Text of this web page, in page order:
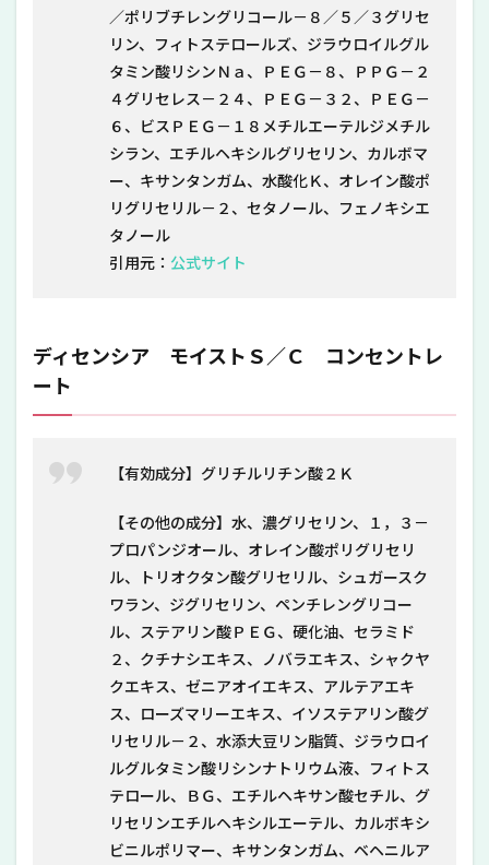
／ポリブチレングリコール－８／５／３グリセ
リン、フィトステロールズ、ジラウロイルグル
タミン酸リシンＮａ、ＰＥＧ－８、ＰＰＧ－２
４グリセレス－２４、ＰＥＧ－３２、ＰＥＧ－
６、ビスＰＥＧ－１８メチルエーテルジメチル
シラン、エチルヘキシルグリセリン、カルボマ
ー、キサンタンガム、水酸化Ｋ、オレイン酸ポ
リグリセリル－２、セタノール、フェノキシエ
タノール
引用元： 公式サイト
ディセンシア モイストＳ／Ｃ コンセントレ
ート
【有効成分】グリチルリチン酸２Ｋ
【その他の成分】水、濃グリセリン、１，３－
プロパンジオール、オレイン酸ポリグリセリ
ル、トリオクタン酸グリセリル、シュガースク
ワラン、ジグリセリン、ペンチレングリコー
ル、ステアリン酸ＰＥＧ、硬化油、セラミド
２、クチナシエキス、ノバラエキス、シャクヤ
クエキス、ゼニアオイエキス、アルテアエキ
ス、ローズマリーエキス、イソステアリン酸グ
リセリル－２、水添大豆リン脂質、ジラウロイ
ルグルタミン酸リシンナトリウム液、フィトス
テロール、ＢＧ、エチルヘキサン酸セチル、グ
リセリンエチルヘキシルエーテル、カルボキシ
ビニルポリマー、キサンタンガム、ベヘニルア